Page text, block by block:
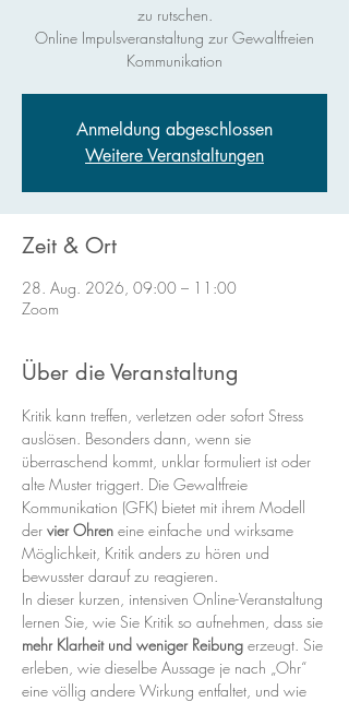
zu rutschen.
Online Impulsveranstaltung zur Gewaltfreien
Kommunikation
Anmeldung abgeschlossen
Weitere Veranstaltungen
Zeit & Ort
28. Aug. 2026, 09:00 – 11:00
Zoom
Über die Veranstaltung
Kritik kann treffen, verletzen oder sofort Stress
auslösen. Besonders dann, wenn sie
überraschend kommt, unklar formuliert ist oder
alte Muster triggert. Die Gewaltfreie
Kommunikation (GFK) bietet mit ihrem Modell
der vier Ohren eine einfache und wirksame
Möglichkeit, Kritik anders zu hören und
bewusster darauf zu reagieren.
In dieser kurzen, intensiven Online-Veranstaltung
lernen Sie, wie Sie Kritik so aufnehmen, dass sie
mehr Klarheit und weniger Reibung erzeugt. Sie
erleben, wie dieselbe Aussage je nach „Ohr“
eine völlig andere Wirkung entfaltet, und wie